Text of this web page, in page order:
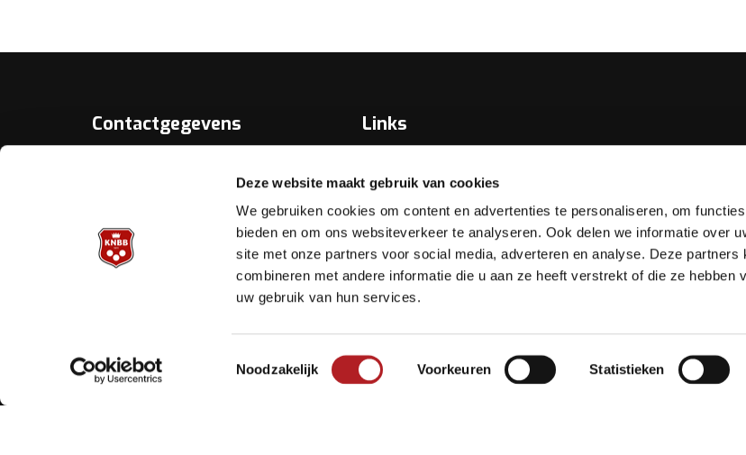
Deze website maakt gebruik van cookies
We gebruiken cookies om content en advertenties te personaliseren, om
bieden en om ons websiteverkeer te analyseren. Ook delen we informatie over
site met onze partners voor social media, adverteren en analyse. Deze partners
combineren met andere informatie die u aan ze heeft verstrekt of die ze hebben
uw gebruik van hun services.
Toestemmingsselectie
Noodzakelijk Voorkeuren Statistieken
Contactgegevens
Koninklijke Nederlandse Biljart
Archimedesbaan 7
Links
Bondsbureau
Helpdesks